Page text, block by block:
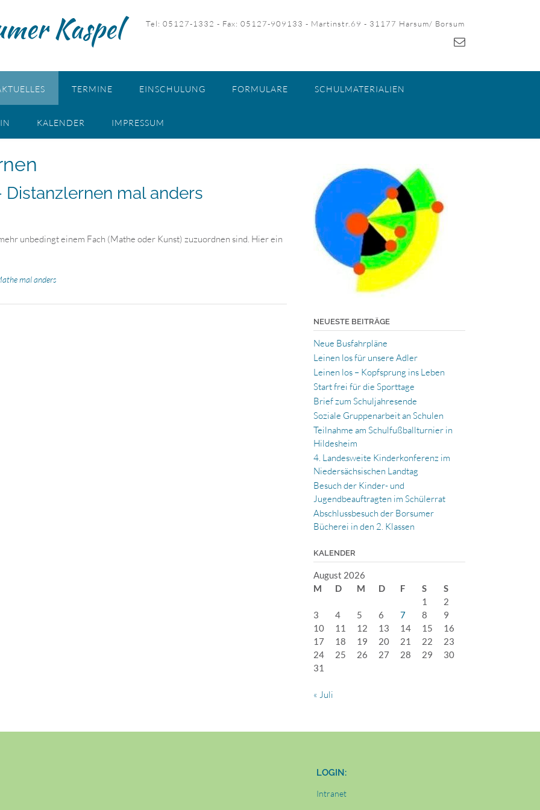
Kaspel Tel: 05127-1332 - Fax: 05127-909133 - Martinstr.69 - 31177 Harsum/ Borsum
TERMINE EINSCHULUNG FORMULARE SCHULMATERIALIEN
KALENDER IMPRESSUM
mal anders
unbedingt einem Fach (Mathe oder Kunst) zuzuordnen sind. Hier ein
mal anders
NEUESTE BEITRÄGE
Neue Busfahrpläne
Leinen los für unsere Adler
Leinen los – Kopfsprung ins Leben
Start frei für die Sporttage
Brief zum Schuljahresende
Soziale Gruppenarbeit an Schulen
Teilnahme am Schulfußballturnier in
Hildesheim
4. Landesweite Kinderkonferenz im
Niedersächsischen Landtag
Besuch der Kinder- und
Jugendbeauftragten im Schülerrat
Abschlussbesuch der Borsumer
Bücherei in den 2. Klassen
KALENDER
August 2026
M
D M D F S
S
1
2
3
4 5 6 7 8
9
10
11 12 13 14 15
16
17
18 19 20 21 22
23
24
25 26 27 28 29
30
31
« Juli
LOGIN:
Intranet